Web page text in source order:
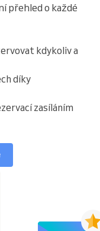
o každé
kdykoliv a
díky
zasíláním